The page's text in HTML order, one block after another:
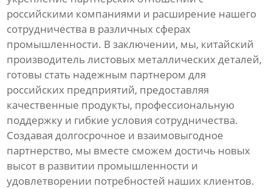
российскими компаниями и расширение нашего
сотрудничества в различных сферах
промышленности. В заключении, мы, китайский
производитель листовых металлических деталей,
готовы стать надежным партнером для
российских предприятий, предоставляя
качественные продукты, профессиональную
поддержку и гибкие условия сотрудничества.
Создавая долгосрочное и взаимовыгодное
партнерство, мы вместе сможем достичь новых
высот в развитии промышленности и
удовлетворении потребностей наших клиентов.